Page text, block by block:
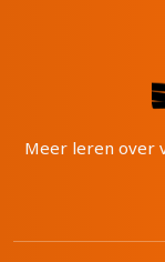
Meer leren over